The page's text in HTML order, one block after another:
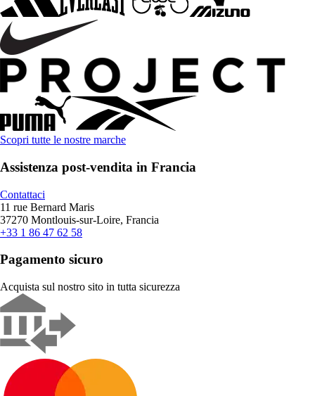
Scopri tutte le nostre marche
Assistenza post-vendita in Francia
Contattaci
11 rue Bernard Maris
37270 Montlouis-sur-Loire, Francia
+33 1 86 47 62 58
Pagamento sicuro
Acquista sul nostro sito in tutta sicurezza